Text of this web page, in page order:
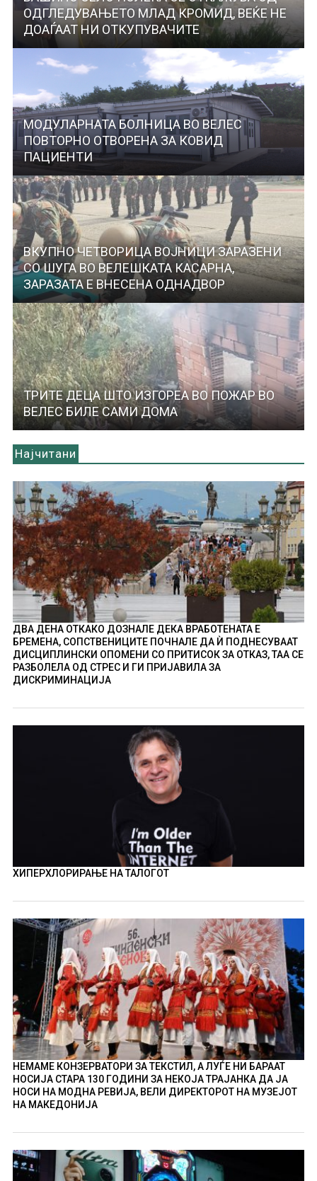
ОДГЛЕДУВАЊЕТО МЛАД КРОМИД, ВЕЌЕ НЕ
ДОАЃААТ НИ ОТКУПУВАЧИТЕ
МОДУЛАРНАТА БОЛНИЦА ВО ВЕЛЕС
ПОВТОРНО ОТВОРЕНА ЗА КОВИД
ПАЦИЕНТИ
ВКУПНО ЧЕТВОРИЦА ВОЈНИЦИ ЗАРАЗЕНИ
СО ШУГА ВО ВЕЛЕШКАТА КАСАРНА,
ЗАРАЗАТА Е ВНЕСЕНА ОДНАДВОР
ТРИТЕ ДЕЦА ШТО ИЗГОРЕА ВО ПОЖАР ВО
ВЕЛЕС БИЛЕ САМИ ДОМА
Најчитани
ДВА ДЕНА ОТКАКО ДОЗНАЛЕ ДЕКА ВРАБОТЕНАТА Е
БРЕМЕНА, СОПСТВЕНИЦИТЕ ПОЧНАЛЕ ДА Ѝ ПОДНЕСУВААТ
ДИСЦИПЛИНСКИ ОПОМЕНИ СО ПРИТИСОК ЗА ОТКАЗ, ТАА СЕ
РАЗБОЛЕЛА ОД СТРЕС И ГИ ПРИЈАВИЛА ЗА
ДИСКРИМИНАЦИЈА
ХИПЕРХЛОРИРАЊЕ НА ТАЛОГОТ
НЕМАМЕ КОНЗЕРВАТОРИ ЗА ТЕКСТИЛ, А ЛУЃЕ НИ БАРААТ
НОСИЈА СТАРА 130 ГОДИНИ ЗА НЕКОЈА ТРАЈАНКА ДА ЈА
НОСИ НА МОДНА РЕВИЈА, ВЕЛИ ДИРЕКТОРОТ НА МУЗЕЈОТ
НА МАКЕДОНИЈА